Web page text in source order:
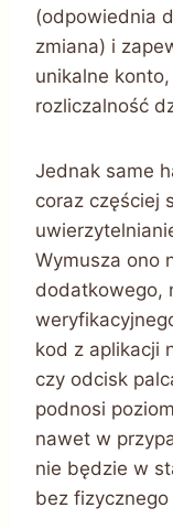
(odpowiednia
zmiana) i
unikalne
rozliczalność
Jednak same
coraz częściej
Wymusza ono
dodatkowego,
kod z aplikacji
czy odcisk
podnosi
nawet w
nie będzie w
bez